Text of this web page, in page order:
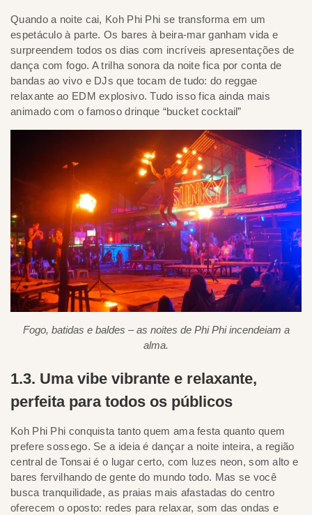
Quando a noite cai, Koh Phi Phi se transforma em um
espetáculo à parte. Os bares à beira-mar ganham vida e
surpreendem todos os dias com incríveis apresentações de
dança com fogo. A trilha sonora da noite fica por conta de
bandas ao vivo e DJs que tocam de tudo: do reggae
relaxante ao EDM explosivo. Tudo isso fica ainda mais
animado com o famoso drinque “bucket cocktail”
Fogo, batidas e baldes – as noites de Phi Phi incendeiam a
alma.
1.3. Uma vibe vibrante e relaxante,
perfeita para todos os públicos
Koh Phi Phi conquista tanto quem ama festa quanto quem
prefere sossego. Se a ideia é dançar a noite inteira, a região
central de Tonsai é o lugar certo, com luzes neon, som alto e
bares fervilhando de gente do mundo todo. Mas se você
busca tranquilidade, as praias mais afastadas do centro
oferecem o oposto: redes para relaxar, som das ondas e